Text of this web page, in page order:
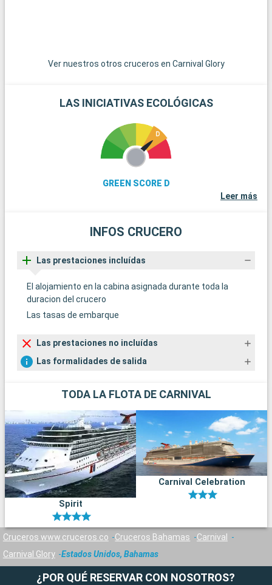
un descanso del ajetreo de los parques, los jardines botánicos
Ver nuestros otros cruceros en Carnival Glory
LAS INICIATIVAS ECOLÓGICAS
GREEN SCORE D
Leer más
INFOS CRUCERO
Las prestaciones incluídas
El alojamiento en la cabina asignada durante toda la
duracion del crucero
Las tasas de embarque
Las prestaciones no incluídas
Las formalidades de salida
TODA LA FLOTA DE CARNIVAL
Spirit
Carnival Celebration
Cruceros www.cruceros.co Cruceros Bahamas
Carnival
Carnival Glory
Estados Unidos, Bahamas
¿POR QUÉ RESERVAR CON NOSOTROS?